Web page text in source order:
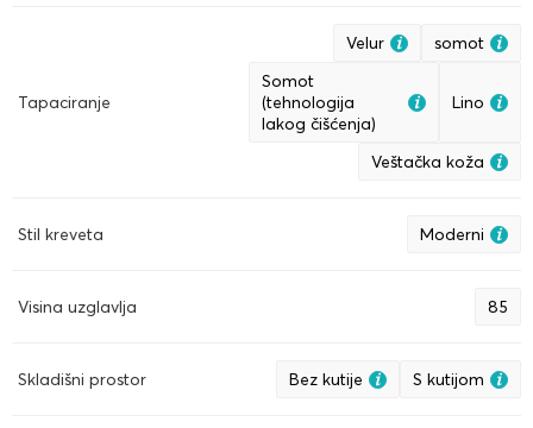
Tapaciranje
Velur
somot
Somot
(tehnologija
lakog čišćenja)
Lino
Veštačka koža
Stil kreveta Moderni
Visina uzglavlja 85
Skladišni prostor Bez kutije S kutijom